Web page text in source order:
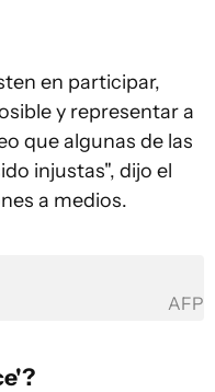
en participar,
y representar a
que algunas de las
injustas", dijo el
a medios.
AFP